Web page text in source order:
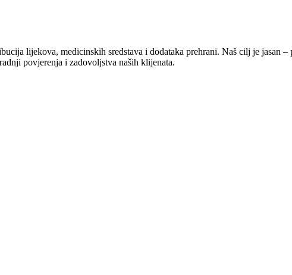
lijekova, medicinskih sredstava i dodataka prehrani. Naš cilj je jasan
povjerenja i zadovoljstva naših klijenata.